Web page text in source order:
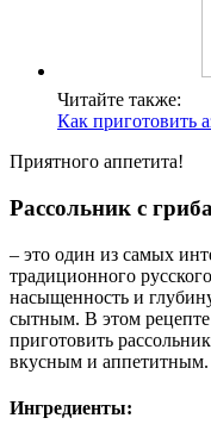
Читайте также:
Как приготовить
Приятного аппетита!
Рассольник с
– это один из самых
традиционного
насыщенность и
сытным. В этом
приготовить
вкусным и аппетитным.
Ингредиенты: